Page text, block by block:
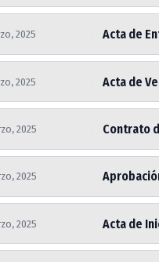
2025 Acta de
2025 Acta de
2025 Contrato
2025
2025 Acta de